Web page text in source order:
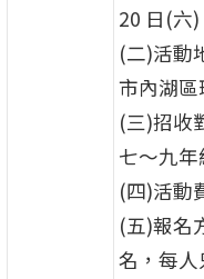
20 日(六)
(二)活動
市內湖區
(三)招收
七～九年
(四)活動
(五)報名
名，每